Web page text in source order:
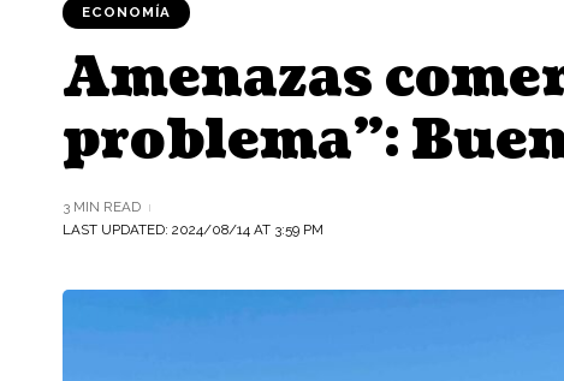
ECONOMÍA
Amenazas
problema”:
LAST UPDATED: 2024/08/14 AT 3:59 PM
3 MIN READ